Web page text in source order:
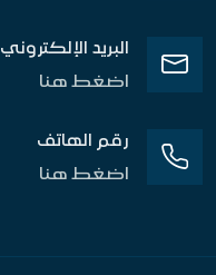
البريد الإلكتروني
اضغط هنا
رقم الهاتف
اضغط هنا